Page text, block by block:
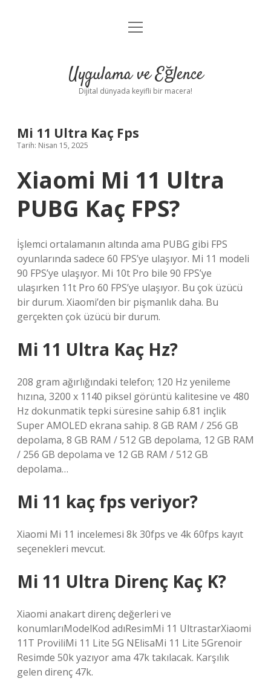
Anasayfa
Yasal Uyarı
menüyü
Uygulama ve Eğlence
Dijital dünyada keyifli bir macera!
Mi 11 Ultra Kaç Fps
Tarih: Nisan 15, 2025
Xiaomi Mi 11 Ultra
PUBG Kaç FPS?
İşlemci ortalamanın altında ama PUBG gibi FPS
oyunlarında sadece 60 FPS’ye ulaşıyor. Mi 11 modeli
90 FPS’ye ulaşıyor. Mi 10t Pro bile 90 FPS’ye
ulaşırken 11t Pro 60 FPS’ye ulaşıyor. Bu çok üzücü
bir durum. Xiaomi’den bir pişmanlık daha. Bu
gerçekten çok üzücü bir durum.
Mi 11 Ultra Kaç Hz?
208 gram ağırlığındaki telefon; 120 Hz yenileme
hızına, 3200 x 1140 piksel görüntü kalitesine ve 480
Hz dokunmatik tepki süresine sahip 6.81 inçlik
Super AMOLED ekrana sahip. 8 GB RAM / 256 GB
depolama, 8 GB RAM / 512 GB depolama, 12 GB RAM
/ 256 GB depolama ve 12 GB RAM / 512 GB
depolama…
Mi 11 kaç fps veriyor?
Xiaomi Mi 11 incelemesi 8k 30fps ve 4k 60fps kayıt
seçenekleri mevcut.
Mi 11 Ultra Direnç Kaç K?
Xiaomi anakart direnç değerleri ve
konumlarıModelKod adıResimMi 11 UltrastarXiaomi
11T ProviliMi 11 Lite 5G NElisaMi 11 Lite 5Grenoir
Resimde 50k yazıyor ama 47k takılacak. Karşılık
gelen direnç 47k.